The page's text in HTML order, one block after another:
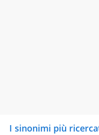
I sinonimi più